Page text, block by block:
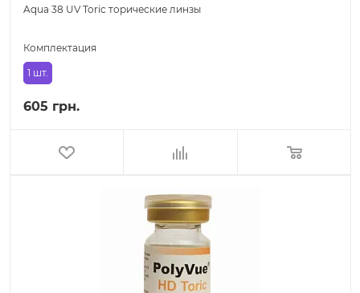
Aqua 38 UV Toric торические линзы
Комплектация
1 шт.
605 грн.